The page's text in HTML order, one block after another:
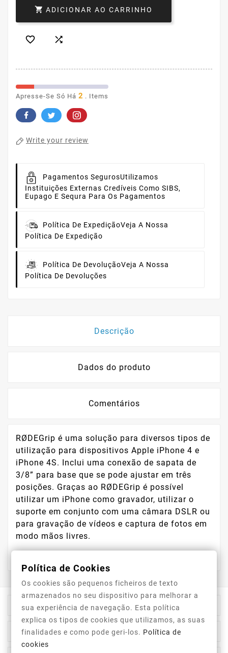
 ADICIONAR AO CARRINHO
 
Apresse-Se Só Há 2 . Items
Write your review
Pagamentos SegurosUtilizamos
Instituições Externas Credíveis Como SIBS,
Eupago E Sequra Para Os Pagamentos
Política De ExpediçãoVeja A Nossa
Política De Expedição
Política De DevoluçãoVeja A Nossa
Política De Devoluções
Descrição
Dados do produto
Comentários
RØDEGrip é uma solução para diversos tipos de
utilização para dispositivos Apple iPhone 4 e
iPhone 4S. Inclui uma conexão de sapata de
3/8” para base que se pode ajustar em três
posições. Graças ao RØDEGrip é possível
utilizar um iPhone como gravador, utilizar o
suporte em conjunto com uma câmara DSLR ou
para gravação de vídeos e captura de fotos em
modo mãos livres.
Informação Da Loja
Top Categorias
Política de Cookies
Os cookies são pequenos ficheiros de texto
armazenados no seu dispositivo para melhorar a
sua experiência de navegação. Esta política
explica os tipos de cookies que utilizamos, as suas
finalidades e como pode geri-los. Política de
cookies